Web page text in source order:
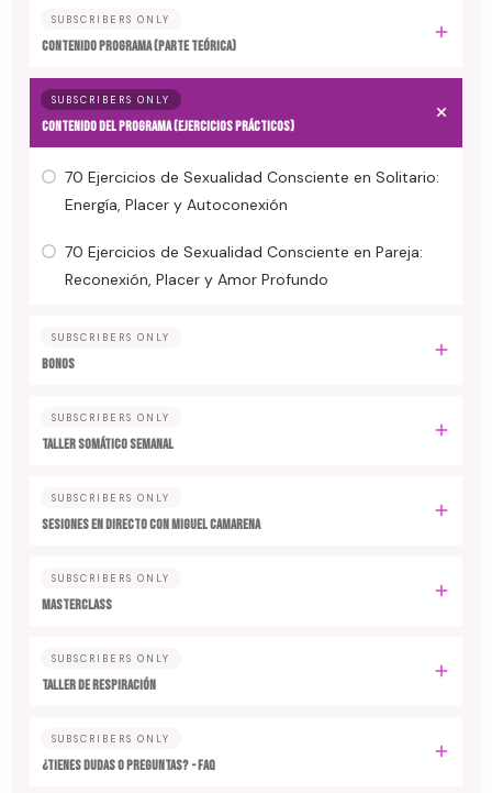
SUBSCRIBERS ONLY
CONTENIDO PROGRAMA (Parte Teórica)
SUBSCRIBERS ONLY
CONTENIDO DEL PROGRAMA (Ejercicios Prácticos)
70 Ejercicios de Sexualidad Consciente en Solitario:
Energía, Placer y Autoconexión
70 Ejercicios de Sexualidad Consciente en Pareja:
Reconexión, Placer y Amor Profundo
SUBSCRIBERS ONLY
BONOS
SUBSCRIBERS ONLY
TALLER SOMÁTICO SEMANAL
SUBSCRIBERS ONLY
SESIONES EN DIRECTO CON MIGUEL CAMARENA
SUBSCRIBERS ONLY
MASTERCLASS
SUBSCRIBERS ONLY
TALLER DE RESPIRACIÓN
SUBSCRIBERS ONLY
¿TIENES DUDAS O PREGUNTAS? - FAQ